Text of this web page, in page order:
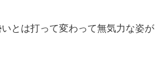
とは打って変わって無気力な姿が